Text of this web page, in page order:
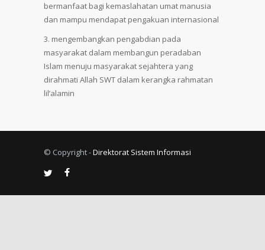
bermanfaat bagi kemaslahatan umat manusia
dan mampu mendapat pengakuan internasional
mengembangkan pengabdian pada
masyarakat dalam membangun peradaban
Islam menuju masyarakat sejahtera yang
dirahmati Allah SWT dalam kerangka rahmatan
lil’alamin
© Copyright -Direktorat Sistem Informasi